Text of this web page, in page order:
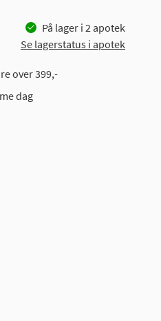
På lager i 2apotek
Se lagerstatus i apotek
over 399,-
dag